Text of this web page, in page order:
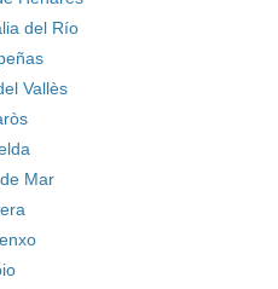
del Río
Vallès
Mar